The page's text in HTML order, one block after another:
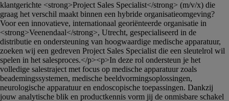
klantgerichte <strong>Project Sales Specialist</strong> (m/v/x) die
graag het verschil maakt binnen een hybride organisatieomgeving?
Voor een innovatieve, internationaal georiënteerde organisatie in
<strong>Veenendaal</strong>, Utrecht, gespecialiseerd in de
distributie en ondersteuning van hoogwaardige medische apparatuur,
zoeken wij een gedreven Project Sales Specialist die een sleutelrol wil
spelen in het salesproces.</p><p>In deze rol ondersteun je het
volledige salestraject met focus op medische apparatuur zoals
beademingssystemen, medische beeldvormingsoplossingen,
neurologische apparatuur en endoscopische toepassingen. Dankzij
jouw analytische blik en productkennis vorm jij de onmisbare schakel